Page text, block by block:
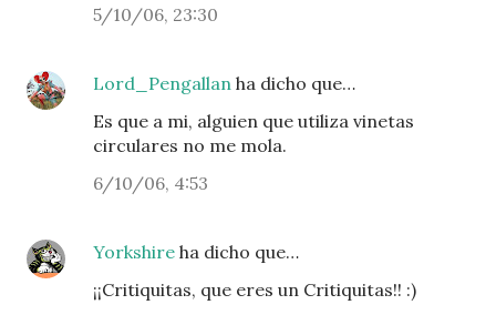
5/10/06, 23:30
Lord_Pengallan ha dicho que…
Es que a mi, alguien que utiliza vinetas
circulares no me mola.
6/10/06, 4:53
Yorkshire ha dicho que…
¡¡Critiquitas, que eres un Critiquitas!! :)